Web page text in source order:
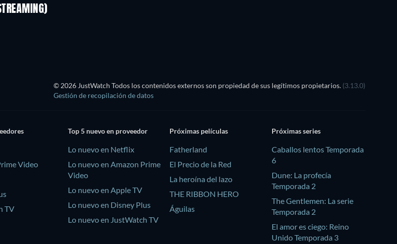
© 2026 JustWatch Todos los contenidos externos son propiedad de sus legítimos propietarios. (3.13.0)
Gestión de recopilación de datos
Video
TV
Top 5 nuevo en proveedor
Lo nuevo en Netflix
Lo nuevo en Amazon Prime
Video
Lo nuevo en Apple TV
Lo nuevo en Disney Plus
Lo nuevo en JustWatch TV
Próximas películas
Fatherland
El Precio de la Red
La heroína del lazo
THE RIBBON HERO
Águilas
Próximas series
Caballos lentos Temporada
6
Dune: La profecía
Temporada 2
The Gentlemen: La serie
Temporada 2
El amor es ciego: Reino
Unido Temporada 3